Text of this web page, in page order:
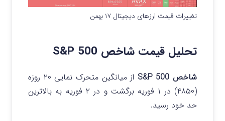
تغییرات قیمت ارزهای دیجیتال ۱۷ بهمن
تحلیل قیمت شاخص S&P 500
شاخص S&P 500
از میانگین متحرک نمایی ۲۰ روزه
(۴۸۵۰) در ۱ فوریه برگشت و در ۲ فوریه به بالاترین
حد خود رسید.